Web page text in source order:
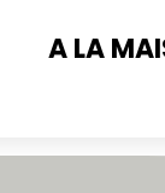
A LA